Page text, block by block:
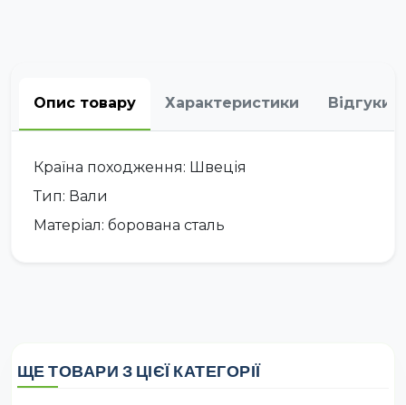
Опис товару Характеристики Відгуки
Країна походження: Швеція
Тип: Вали
Матеріал: борована сталь
ЩЕ ТОВАРИ З ЦІЄЇ КАТЕГОРІЇ